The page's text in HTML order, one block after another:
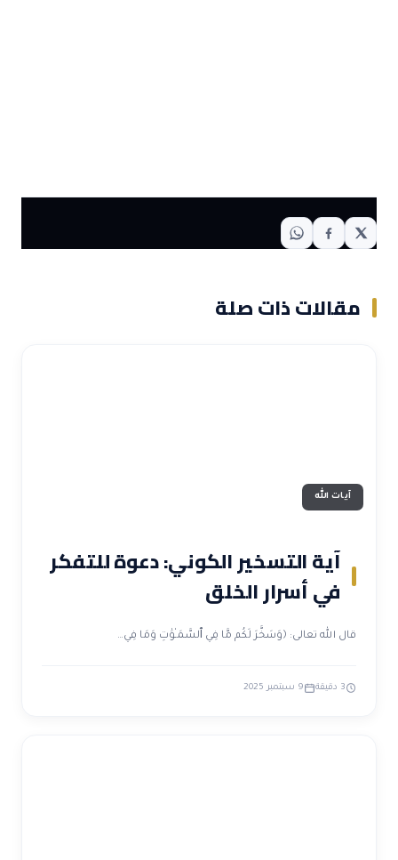
مقالات ذات صلة
آيات الله
آية التسخير الكوني: دعوة للتفكر
في أسرار الخلق
قال الله تعالى: ﴿وَسَخَّرَ لَكُم مَّا فِي ٱلسَّمَـٰوَٰتِ وَمَا فِي…
3 دقيقة 9 سبتمبر 2025